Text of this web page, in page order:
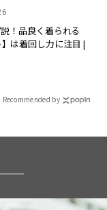
！品良く着られる
は着回し力に注目 |
Recommended by